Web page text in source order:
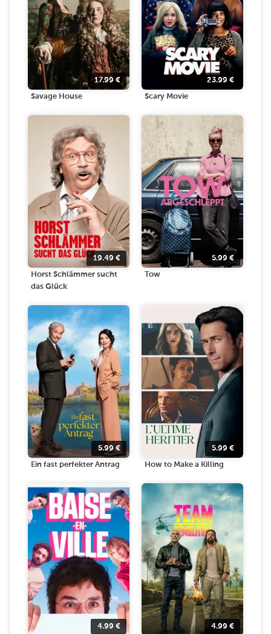
17.99 €
Savage House
23.99 €
Scary Movie
19.49 €
Horst Schlämmer sucht
das Glück
5.99 €
Tow
5.99 €
Ein fast perfekter Antrag
5.99 €
How to Make a Killing
4.99 € 4.99 €